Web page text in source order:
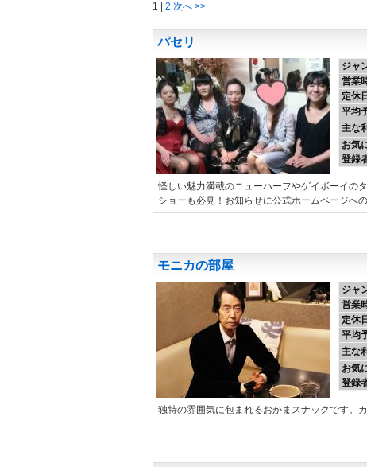
1
2 次へ >>
パセリ
ジャ
営業
定休日
平均
主な
お気
登録
怪しい魅力満載のニューハーフやゲイボーイの
ショーも必見！お知らせに公式ホームページへ
モニカの部屋
ジャ
営業
定休日
平均
主な
お気
登録
独特の雰囲気に包まれるおかまスナックです。